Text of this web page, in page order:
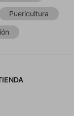
Puericultura